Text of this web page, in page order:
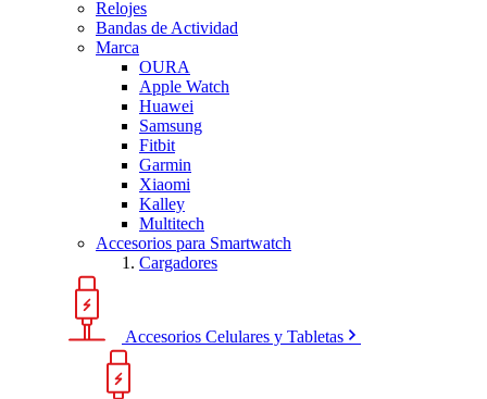
Relojes
Bandas de Actividad
Marca
OURA
Apple Watch
Huawei
Samsung
Fitbit
Garmin
Xiaomi
Kalley
Multitech
Accesorios para Smartwatch
Cargadores
Accesorios Celulares y Tabletas